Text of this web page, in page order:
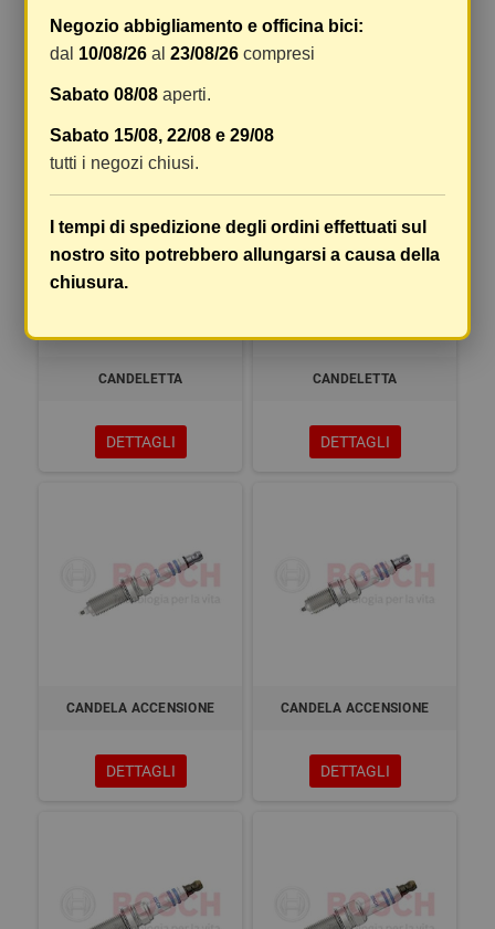
CANDELETTA CANDELETTA
CANDELETTA
DETTAGLI
CANDELETTA
DETTAGLI
CANDELA ACCENSIONE
DETTAGLI
CANDELA ACCENSIONE
DETTAGLI
Negozio abbigliamento e officina bici:
dal 10/08/26 al23/08/26 compresi
Sabato 08/08 aperti.
Sabato 15/08, 22/08 e 29/08
tutti i negozi chiusi.
I tempi di spedizione degli ordini effettuati sul
nostro sito potrebbero allungarsi a causa della
chiusura.